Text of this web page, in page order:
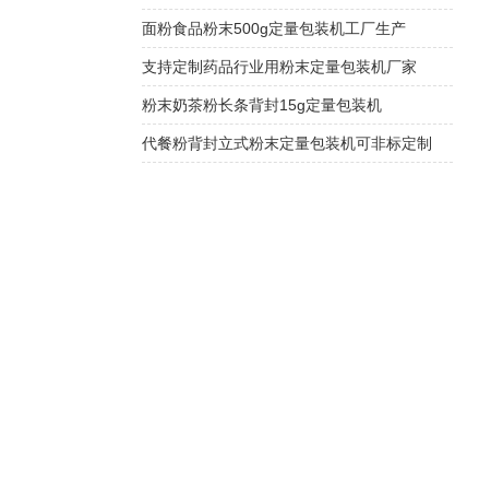
面粉食品粉末500g定量包装机工厂生产
支持定制药品行业用粉末定量包装机厂家
粉末奶茶粉长条背封15g定量包装机
代餐粉背封立式粉末定量包装机可非标定制